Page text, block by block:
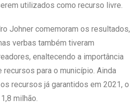
utilizados como recurso livre.
Johner comemoram os resultados,
verbas também tiveram
enaltecendo a importância
para o município. Ainda
recursos já garantidos em 2021, o
milhão.